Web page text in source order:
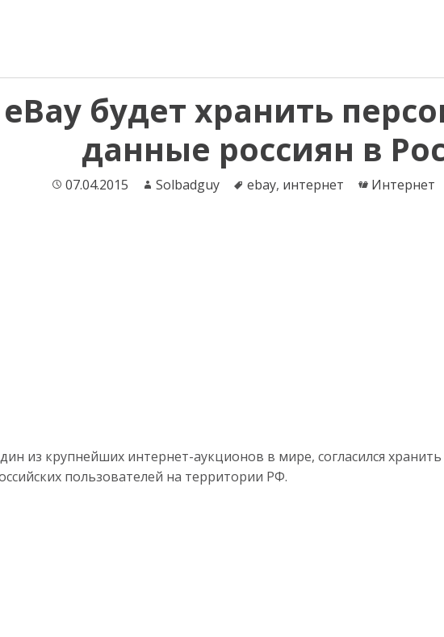
eBay будет хранить
данные россиян в
Опубликовано
07.04.2015 Автор
Solbadguy Теги
ebay, интернет Категории
Интернет
из крупнейших интернет-аукционов в мире, согласился
пользователей на территории РФ.